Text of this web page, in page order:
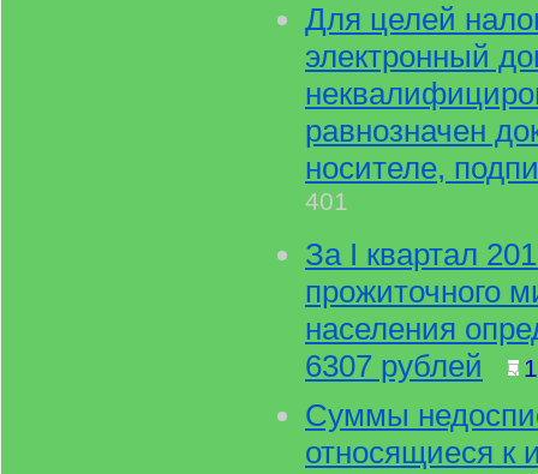
Для целей
электронный
равнозначен
носителе,
401
За I квартал
прожиточного
населения
6307 рублей
1
Суммы
относящиеся к